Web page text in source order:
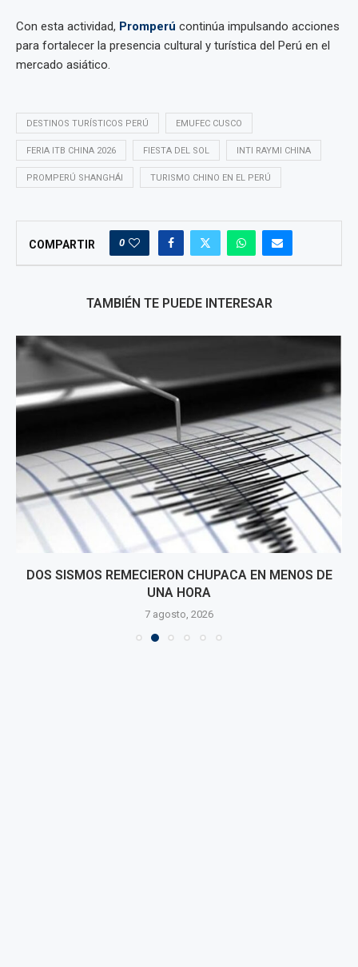
Con esta actividad, Promperú continúa impulsando acciones
para fortalecer la presencia cultural y turística del Perú en el
mercado asiático.
DESTINOS TURÍSTICOS PERÚ EMUFEC CUSCO
FERIA ITB CHINA 2026 FIESTA DEL SOL INTI RAYMI CHINA
PROMPERÚ SHANGHÁI TURISMO CHINO EN EL PERÚ
COMPARTIR 0
TAMBIÉN TE PUEDE INTERESAR
DOS SISMOS REMECIERON CHUPACA EN MENOS DE
UNA HORA
7 agosto, 2026